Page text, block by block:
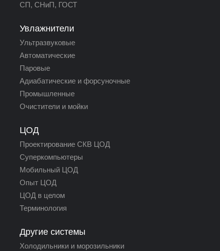
СП, СНиП, ГОСТ
Увлажнители
Ультразвуковые
Автоматические
Паровые
Адиабатические и форсуночные
Промышленные
Очистители и мойки
ЦОД
Проектирование СКВ ЦОД
Суперкомпьютеры
Мобильный ЦОД
Опыт ЦОД
ЦОД в целом
Терминология
Другие системы
Холодильники и морозильники